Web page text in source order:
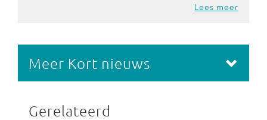
Lees meer
Meer Kort nieuws
Gerelateerd